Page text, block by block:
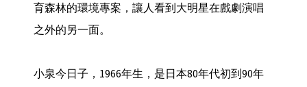
育森林的環境專案，讓人看到大明星在戲劇演唱
之外的另一面。
小泉今日子，1966年生，是日本80年代初到90年